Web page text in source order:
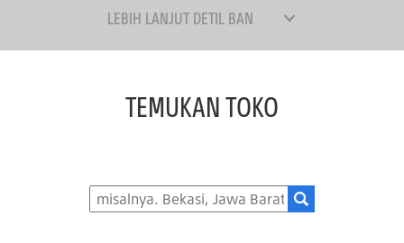
LEBIH LANJUT DETIL BAN
TEMUKAN TOKO